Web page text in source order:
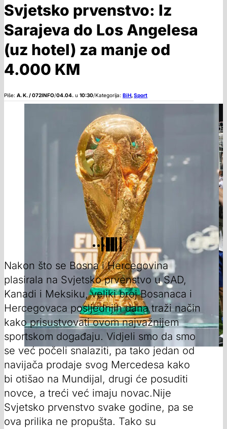
Svjetsko prvenstvo: Iz
Sarajeva do Los Angelesa
(uz hotel) za manje od
4.000 KM
Piše: A. K. / 072INFO/04.04. u 10:30/Kategorija: BiH,Sport
Nakon što se Bosna i Hercegovina
plasirala na Svjetsko prvenstvo u SAD,
Kanadi i Meksiku, veliki broj Bosanaca i
Hercegovaca posljednjih dana traži način
kako prisustvovati ovom najvažnijem
sportskom događaju. Vidjeli smo da smo
se već počeli snalaziti, pa tako jedan od
navijača prodaje svog Mercedesa kako
bi otišao na Mundijal, drugi će posuditi
novce, a treći već imaju novac.Nije
Svjetsko prvenstvo svake godine, pa se
ova prilika ne propušta. Tako su